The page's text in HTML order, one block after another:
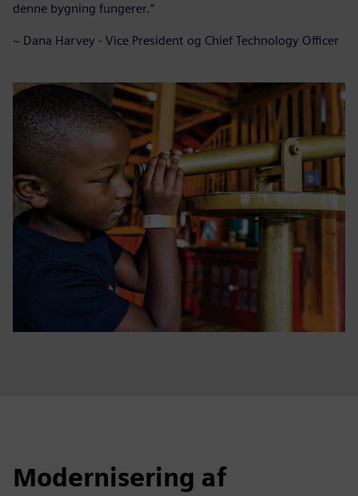
denne bygning fungerer.“
~ Dana Harvey - Vice President og Chief Technology Officer
Modernisering af